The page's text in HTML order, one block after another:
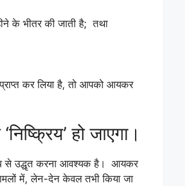
के भीतर की जाती है; तथा
कर लिया है, तो आपको आयकर
हो जाएगा।
रूप से उद्धृत करना आवश्यक है। आयकर
मामलों में, लेन-देन केवल तभी किया जा